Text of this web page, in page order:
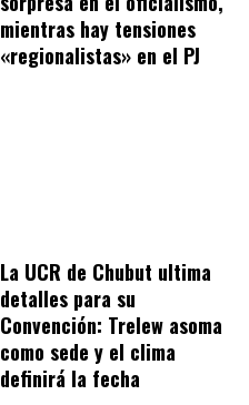
mientras hay tensiones
«regionalistas» en el PJ
La UCR de Chubut ultima
detalles para su
Convención: Trelew asoma
como sede y el clima
definirá la fecha